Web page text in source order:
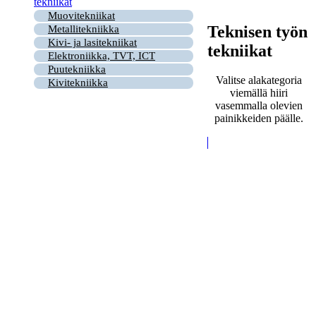
Muovitekniikat
Metallitekniikka
Kivi- ja lasitekniikat
Elektroniikka, TVT, ICT
Puutekniikka
Kivitekniikka
Teknisen työn
tekniikat
Valitse alakategoria
viemällä hiiri
vasemmalla olevien
painikkeiden päälle.